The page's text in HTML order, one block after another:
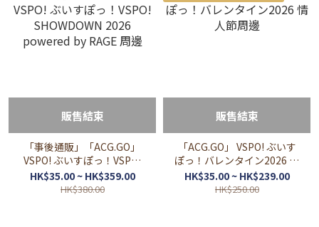
販售結束
「事後通販」「ACG.GO」
VSPO! ぶいすぽっ！VSPO!
SHOWDOWN 2026
powered by RAGE 周邊
HK$35.00 ~ HK$359.00
HK$380.00
販售結束
「ACG.GO」 VSPO! ぶいす
ぽっ！バレンタイン2026 情
人節周邊
HK$35.00 ~ HK$239.00
HK$250.00